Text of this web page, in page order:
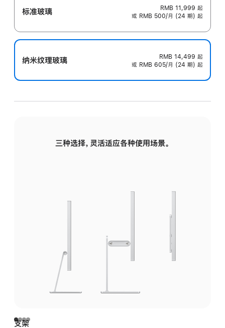
标准玻璃 RMB 11,999 起
或 RMB 500/月 (24 期) 起
纳米纹理玻璃 RMB 14,499 起
或 RMB 605/月 (24 期) 起
三种选择，灵活适应各种使用场景。
支架